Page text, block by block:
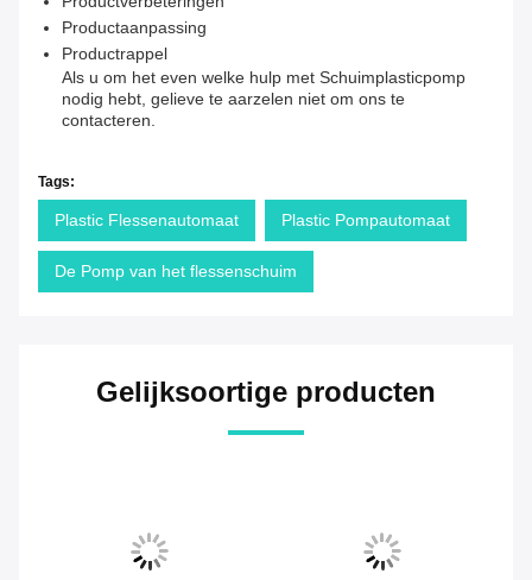
Productaanpassing
Productrappel
Als u om het even welke hulp met Schuimplasticpomp
nodig hebt, gelieve te aarzelen niet om ons te
contacteren.
Tags:
Plastic Flessenautomaat Plastic Pompautomaat
De Pomp van het flessenschuim
Gelijksoortige producten